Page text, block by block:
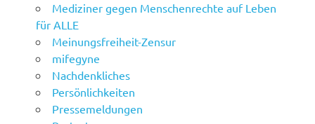
Mediziner gegen Menschenrechte auf Leben
für ALLE
Meinungsfreiheit-Zensur
mifegyne
Nachdenkliches
Persönlichkeiten
Pressemeldungen